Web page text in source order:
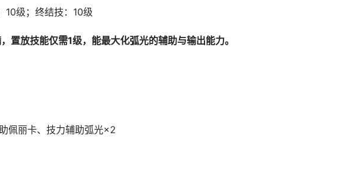
10级；终结技：10级
置放技能仅需1级，能最大化弧光的辅助与输出能力。
佩丽卡、技力辅助弧光×2